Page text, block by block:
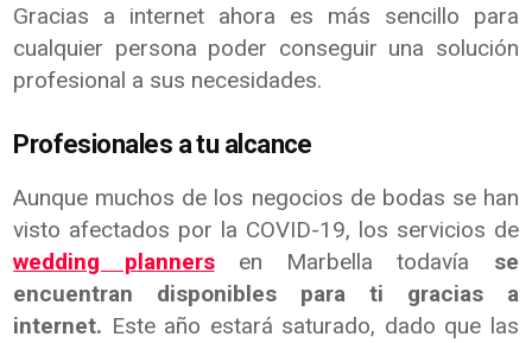
Gracias a internet ahora es más sencillo para
cualquier persona poder conseguir una solución
profesional a sus necesidades.
Profesionales a tu alcance
Aunque muchos de los negocios de bodas se han
visto afectados por la COVID-19, los servicios de
wedding plannersen Marbella todavía se
encuentran disponibles para ti gracias a
internet. Este año estará saturado, dado que las